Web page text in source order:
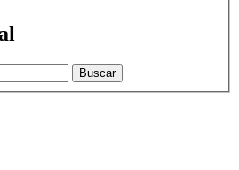
Buscar